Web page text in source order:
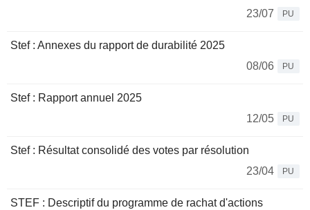
23/07
PU
Stef : Annexes du rapport de durabilité 2025
08/06
PU
Stef : Rapport annuel 2025
12/05
PU
Stef : Résultat consolidé des votes par résolution
23/04
PU
STEF : Descriptif du programme de rachat d'actions